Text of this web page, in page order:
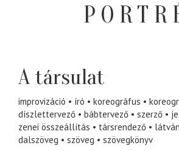
A társulat
improvizáció író koreográfus
díszlettervező
bábtervező szerző
zenei összeállítás
társrendező
dalszöveg
szöveg szövegkönyv